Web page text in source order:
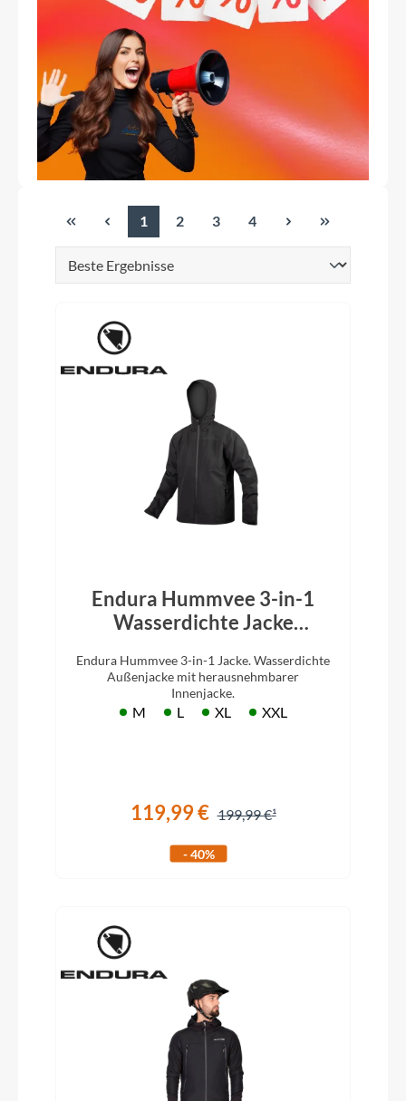
Seite
1
Seite
2
Seite
3
Seite
4
Endura Hummvee 3-in-1
Wasserdichte Jacke
Endura Hummvee 3-in-1 Jacke. Wasserdichte
Außenjacke mit herausnehmbarer
Innenjacke.
M L XL XXL
119,99 € 199,99 €
- 40%